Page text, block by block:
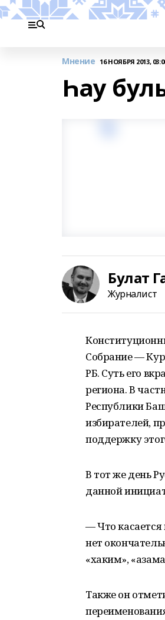
Мнение 16 НОЯБРЯ 2013,
Һау
Булат
Журналист
Собрание —
РБ. Суть его
региона. В
Республики
избирателей,
поддержку
В тот же день
данной
— Что касается
нет
«хаким»,
Также он